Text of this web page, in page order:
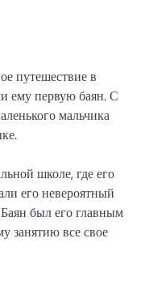
путешествие в
ему первую баян. С
мальчика
школе, где его
его невероятный
Баян был его главным
занятию все свое